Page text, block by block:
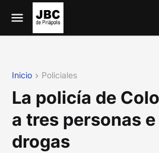
Inicio Policiales
La policía de
a tres personas
drogas